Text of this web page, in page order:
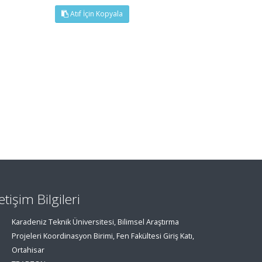
Atıf İçin Kopyala
Bilgileri
Karadeniz Teknik Üniversitesi, Bilimsel Araştırma
Projeleri Koordinasyon Birimi, Fen Fakültesi Giriş Katı,
Ortahisar